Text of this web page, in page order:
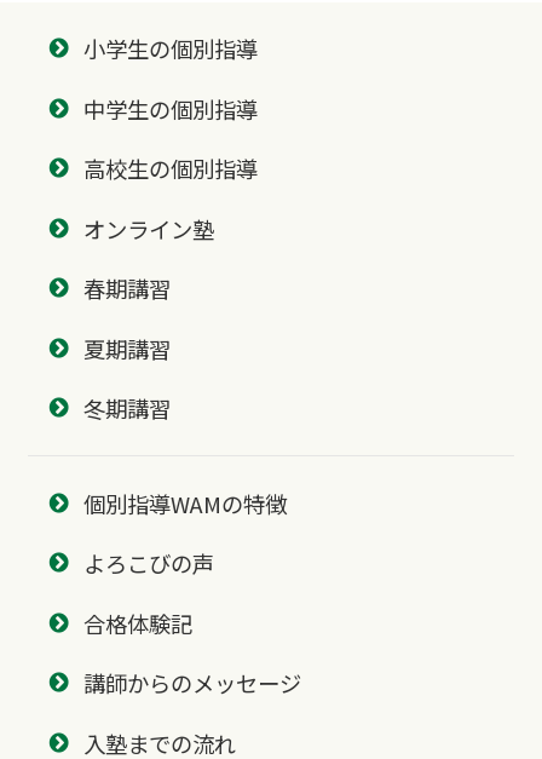
小学生の個別指導
中学生の個別指導
高校生の個別指導
オンライン塾
春期講習
夏期講習
冬期講習
個別指導WAMの特徴
よろこびの声
合格体験記
講師からのメッセージ
入塾までの流れ